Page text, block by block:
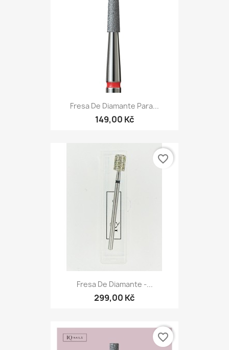
Fresa De Diamante Para...
149,00 Kč
Fresa De Diamante -...
299,00 Kč
favorite_border
favorite_border